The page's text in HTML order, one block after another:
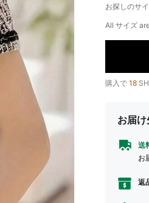
お探しのサ
All サイズ
購入で 18
お届け
送
お
返